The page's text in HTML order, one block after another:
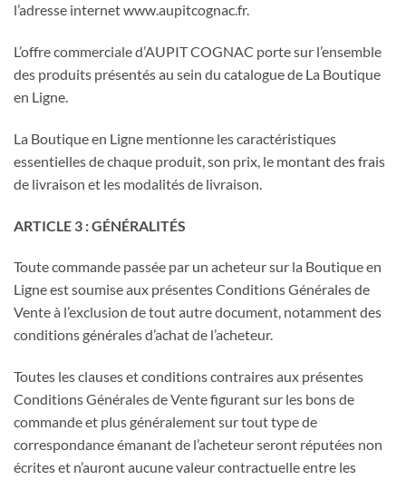
l’adresse internet www.aupitcognac.fr.
L’offre commerciale d’AUPIT COGNAC porte sur l’ensemble
des produits présentés au sein du catalogue de La Boutique
en Ligne.
La Boutique en Ligne mentionne les caractéristiques
essentielles de chaque produit, son prix, le montant des frais
de livraison et les modalités de livraison.
ARTICLE 3 : GÉNÉRALITÉS
Toute commande passée par un acheteur sur la Boutique en
Ligne est soumise aux présentes Conditions Générales de
Vente à l’exclusion de tout autre document, notamment des
conditions générales d’achat de l’acheteur.
Toutes les clauses et conditions contraires aux présentes
Conditions Générales de Vente figurant sur les bons de
commande et plus généralement sur tout type de
correspondance émanant de l’acheteur seront réputées non
écrites et n’auront aucune valeur contractuelle entre les